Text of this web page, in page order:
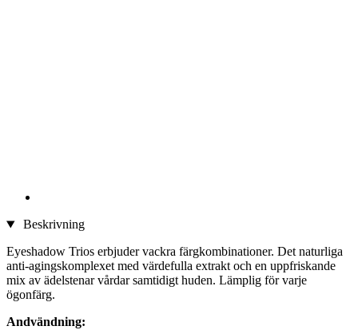
Beskrivning
Eyeshadow Trios erbjuder vackra färgkombinationer. Det naturliga
anti-agingskomplexet med värdefulla extrakt och en uppfriskande
mix av ädelstenar vårdar samtidigt huden. Lämplig för varje
ögonfärg.
Andvändning: